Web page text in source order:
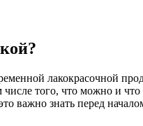
лакокрасочной
того, что можно и
важно знать перед